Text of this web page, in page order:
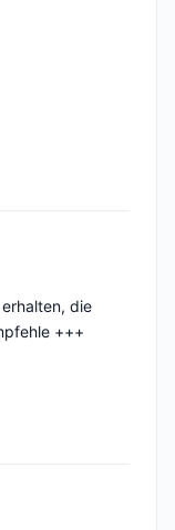
die
+++